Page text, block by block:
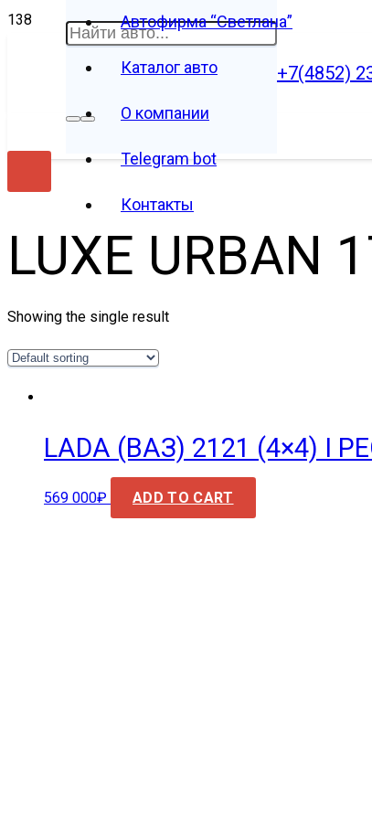
+7(4852)
Автофирма “Светлана”
Каталог авто
О компании
Telegram bot
Контакты
LUXE URBAN
Showing the single result
LADA (ВАЗ) 2121 (4×4) I
569 000₽ ADD TO CART